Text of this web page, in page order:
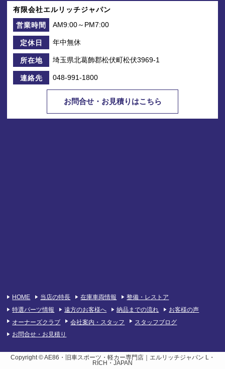
有限会社エルリッチジャパン
営業時間
AM9:00～PM7:00
定休日 年中無休
所在地 埼玉県北葛飾郡松伏町松伏3969-1
連絡先 048-991-1800
お問合せ・お見積りはこちら
HOME 当店の特長 在庫車両情報
整備・レストア
特選パーツ情報
遠方のお客様へ 納品までの流れ
お客様の声
オーナーズクラブ
会社案内・スタッフ
スタッフブログ
お問合せ・お見積り
Copyright © AE86・旧車スポーツ・軽カー専門店｜エルリッチジャパン L・
RICH・JAPAN